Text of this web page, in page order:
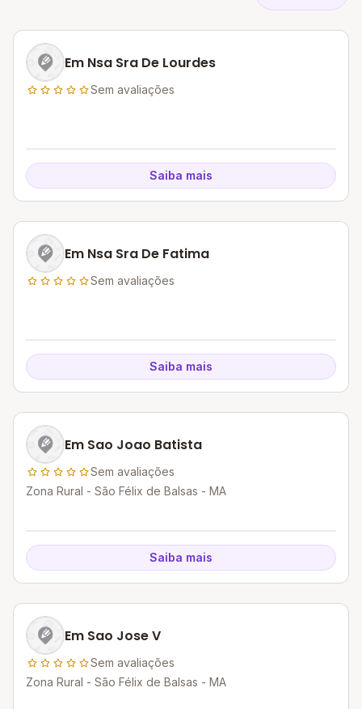
Em Nsa Sra De Lourdes
Sem avaliações
Saiba mais
Em Nsa Sra De Fatima
Sem avaliações
Saiba mais
Em Sao Joao Batista
Sem avaliações
Zona Rural - São Félix de Balsas - MA
Saiba mais
Em Sao Jose V
Sem avaliações
Zona Rural - São Félix de Balsas - MA